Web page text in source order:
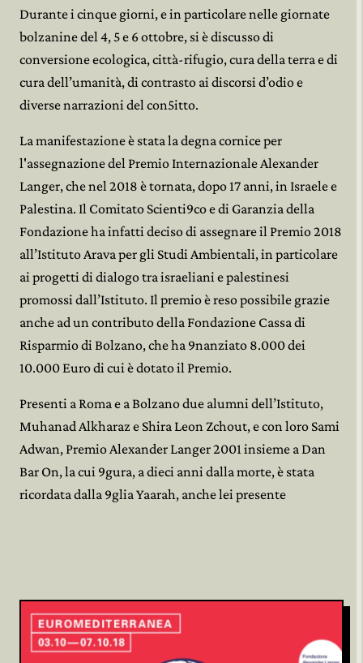
Durante i cinque giorni, e in particolare nelle giornate
bolzanine del 4, 5 e 6 ottobre, si è discusso di
conversione ecologica, città-rifugio, cura della terra e di
cura dell’umanità, di contrasto ai discorsi d’odio e
diverse narrazioni del con5itto.
La manifestazione è stata la degna cornice per
l'assegnazione del Premio Internazionale Alexander
Langer, che nel 2018 è tornata, dopo 17 anni, in Israele e
Palestina. Il Comitato Scienti9co e di Garanzia della
Fondazione ha infatti deciso di assegnare il Premio 2018
all’Istituto Arava per gli Studi Ambientali, in particolare
ai progetti di dialogo tra israeliani e palestinesi
promossi dall’Istituto. Il premio è reso possibile grazie
anche ad un contributo della Fondazione Cassa di
Risparmio di Bolzano, che ha 9nanziato 8.000 dei
10.000 Euro di cui è dotato il Premio.
Presenti a Roma e a Bolzano due alumni dell’Istituto,
Muhanad Alkharaz e Shira Leon Zchout, e con loro Sami
Adwan, Premio Alexander Langer 2001 insieme a Dan
Bar On, la cui 9gura, a dieci anni dalla morte, è stata
ricordata dalla 9glia Yaarah, anche lei presente